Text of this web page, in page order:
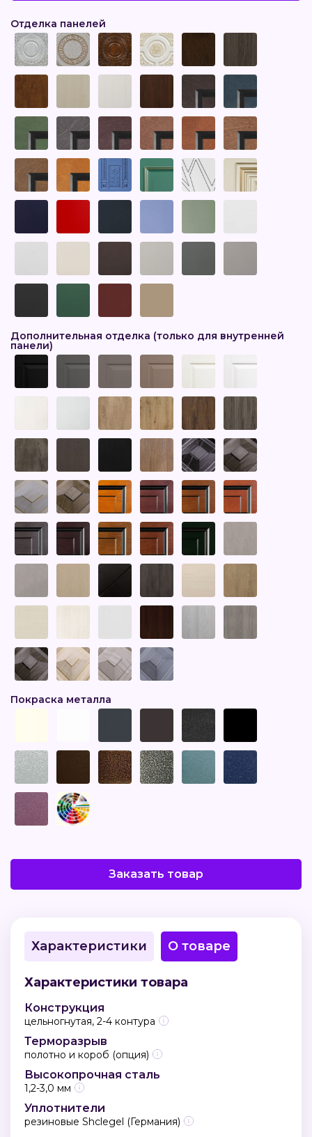
Отделка панелей
Дополнительная отделка (только для внутренней
панели)
Покраска металла
Заказать товар
Характеристики О товаре
Характеристики товара
Конструкция
цельногнутая, 2-4 контура
Терморазрыв
полотно и короб (опция)
Высокопрочная сталь
1,2-3,0 мм
Уплотнители
резиновые Shclegel (Германия)